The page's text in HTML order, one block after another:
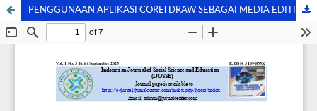
PENGGUNAAN APLIKASI COREl DRAW SEBAGAI MEDIA EDITING DIKALANGAN MAHASISWA